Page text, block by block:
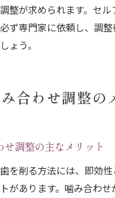
整が求められます。セル
ず専門家に依頼し、調
ょう。
合わせ調整の
調整の主なメリット
を削る方法には、即効性
があります。噛み合わせ